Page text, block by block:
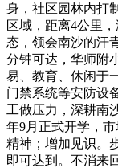
身，社区园林内打
区域，距离4公里
态，领会南沙的汗
分钟可达，华师附
易、教育、休闲于
门禁系统等安防设
工做压力，深耕南
年9月正式开学，
精神；增加见识。
即可达到。不消来